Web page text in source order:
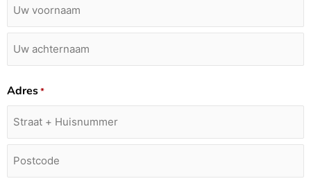
Adres*
huisnummer